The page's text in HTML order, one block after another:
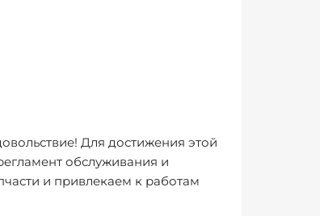
Для достижения этой
обслуживания и
и привлекаем к работам